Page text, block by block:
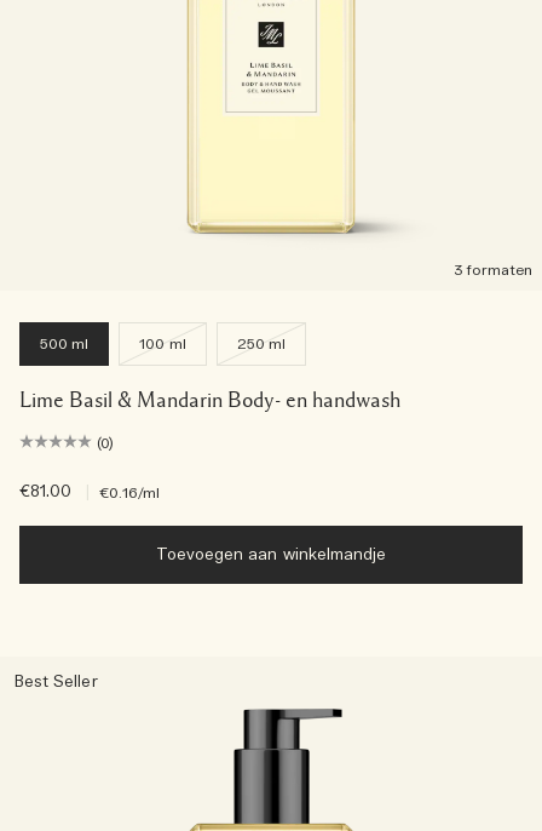
3 formaten
500 ml 100 ml 250 ml
Lime Basil & Mandarin Body- en handwash
(0)
€81.00 €0.16/ml
Toevoegen aan winkelmandje
Best Seller